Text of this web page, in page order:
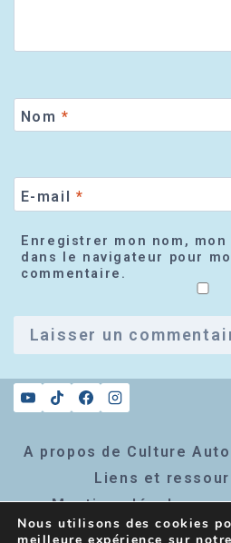
Nom *
E-mail *
Enregistrer mon nom,
dans le navigateur pour
commentaire.
A propos de Culture Auto
Liens et
Mentions légales
Inscription
Nous utilisons des cookies